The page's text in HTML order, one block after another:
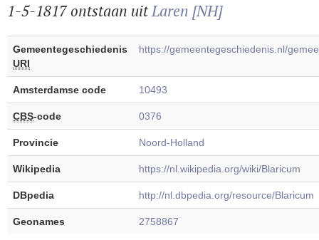
1-5-1817 ontstaan uitLaren [NH]
Gemeentegeschiedenis
URI
https://gemeentegeschiedenis.nl/
Amsterdamse code 10493
CBS-code 0376
Provincie Noord-Holland
Wikipedia https://nl.wikipedia.org/wiki/Blaricum
DBpedia http://nl.dbpedia.org/resource/Blaricum
Geonames 2758867